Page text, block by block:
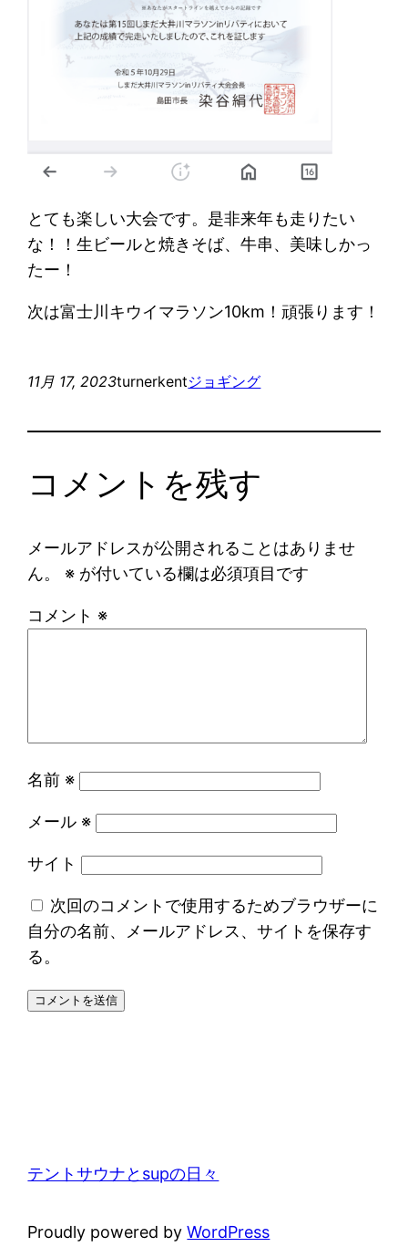
とても楽しい大会です。是非来年も走りたい
な！！生ビールと焼きそば、牛串、美味しかっ
たー！
次は富士川キウイマラソン10km！頑張ります！
11月 17, 2023turnerkentジョギング
コメントを残す
メールアドレスが公開されることはありませ
ん。
※ が付いている欄は必須項目です
コメント ※
名前 ※
メール ※
サイト
次回のコメントで使用するためブラウザーに
自分の名前、メールアドレス、サイトを保存す
る。
テントサウナとsupの日々
Proudly powered byWordPress